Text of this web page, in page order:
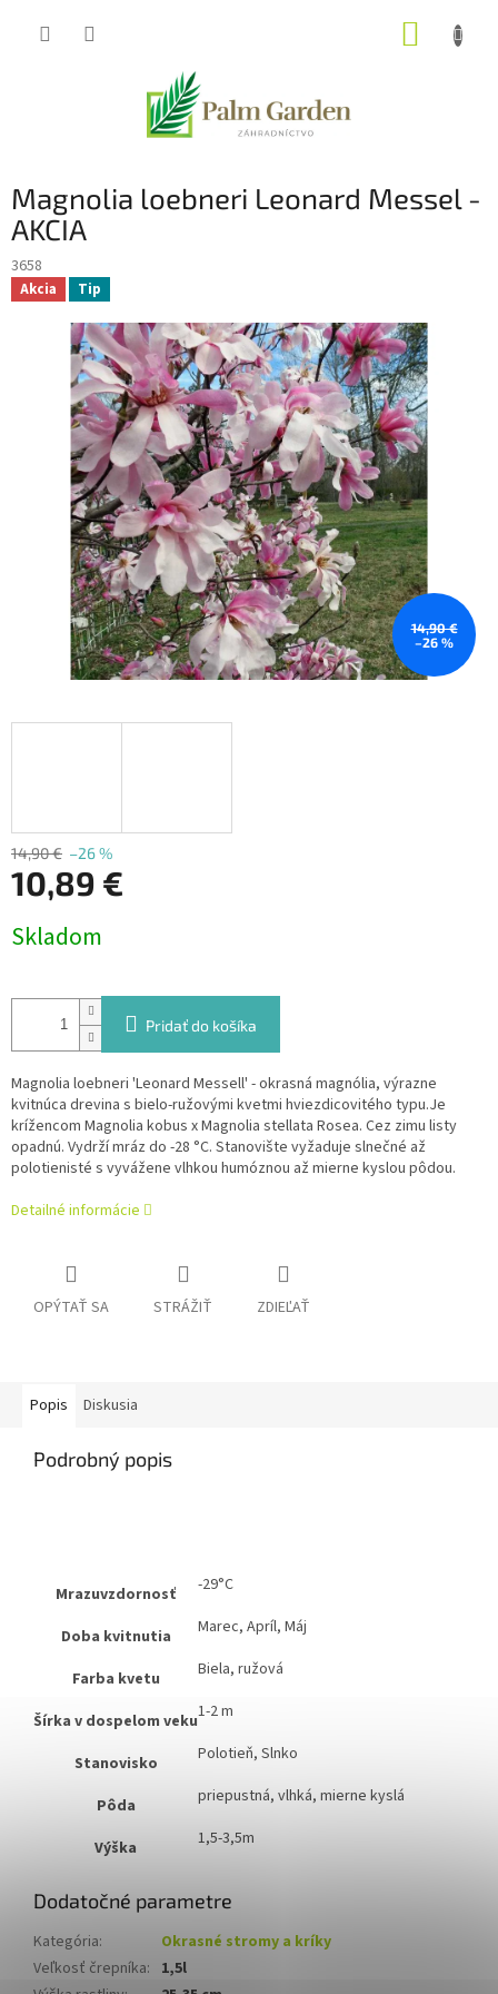
Magnolia loebneri Leonard Messel -
AKCIA
3658
Akcia Tip
14,90 €
–26 %
14,90 € –26 %
10,89 €
cena:
Skladom
Pridať do košíka
Magnolia loebneri 'Leonard Messell' - okrasná magnólia, výrazne
kvitnúca drevina s bielo-ružovými kvetmi hviezdicovitého typu.Je
krížencom Magnolia kobus x Magnolia stellata Rosea. Cez zimu listy
opadnú. Vydrží mráz do -28 °C. Stanovište vyžaduje slnečné až
polotienisté s vyvážene vlhkou humóznou až mierne kyslou pôdou.
Detailné informácie
OPÝTAŤ SA STRÁŽIŤ ZDIEĽAŤ
Popis Diskusia
Podrobný popis
Mrazuvzdornosť -29°C
Doba kvitnutia Marec, Apríl, Máj
Farba kvetu Biela, ružová
Šírka v dospelom veku1-2 m
Stanovisko Polotieň, Slnko
Pôda priepustná, vlhká, mierne kyslá
Výška 1,5-3,5m
Dodatočné parametre
Kategória:
Okrasné stromy a kríky
Veľkosť črepníka: 1,5l